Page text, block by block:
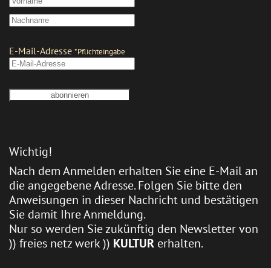
Wichtig!
Nach dem Anmelden erhalten Sie eine E-Mail an
die angegebene Adresse. Folgen Sie bitte den
Anweisungen in dieser Nachricht und bestätigen
Sie damit Ihre Anmeldung.
Nur so werden Sie zukünftig den Newsletter von
)) freies netz werk )) KULTUR erhalten.